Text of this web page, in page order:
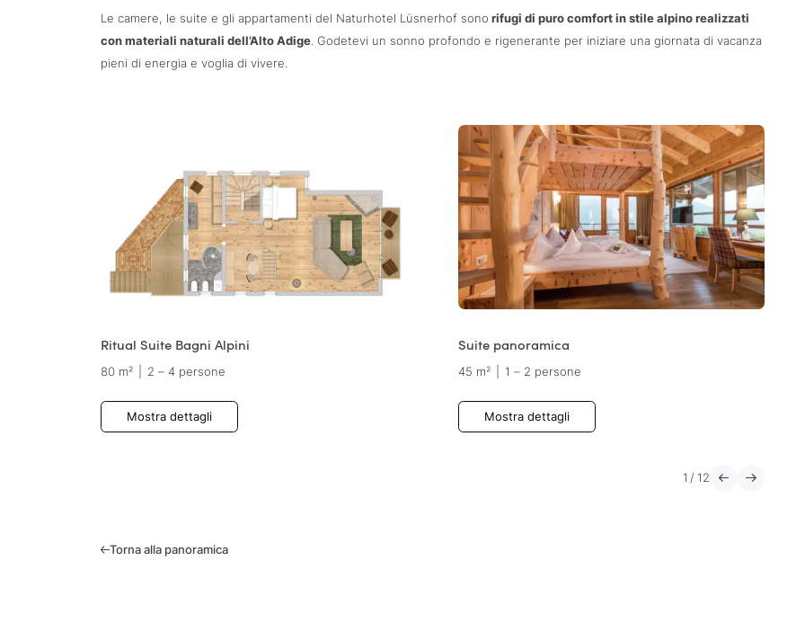
Le camere, le suite e gli appartamenti del Naturhotel Lüsnerhof sono rifugi di puro comfort in stile alpino realizzati
con materiali naturali dell’Alto Adige. Godetevi un sonno profondo e rigenerante per iniziare una giornata di vacanza
pieni di energia e voglia di vivere.
Ritual Suite Bagni Alpini
80 m² 2 – 4 persone
Mostra dettagli
Suite panoramica
45 m² 1 – 2 persone
Mostra dettagli
1 /12
Torna alla panoramica